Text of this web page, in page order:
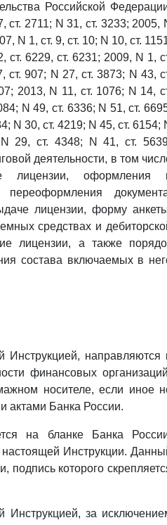
Российской
ст. 2711; N 31, ст. 3233; 2005,
N 1, ст. 9, ст. 10; N 10, ст.
ст. 6229, ст. 6231; 2009, N 1,
907; N 27, ст. 3873; N 43,
2013, N 11, ст. 1076; N 14,
N 49, ст. 6336; N 51, ст.
N 30, ст. 4219; N 45, ст. 6154;
29, ст. 4348; N 41, ст.
деятельности, в том
лицензии, оформления
лицензии, форму
средствах и
лицензии, а также
состава включаемых в
Инструкцией, направляются
финансовых
носителе, если иное
актами Банка России.
на бланке Банка
настоящей Инструкции.
которого
Инструкцией, за